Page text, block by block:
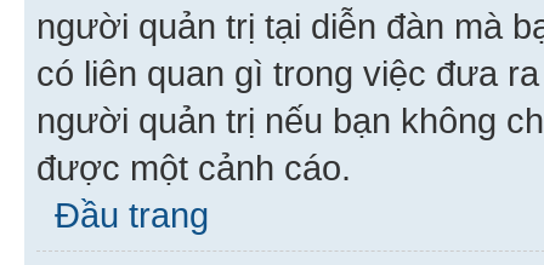
người quản trị tại diễn đàn mà
có liên quan gì trong việc đưa
người quản trị nếu bạn không
được một cảnh cáo.
Đầu trang